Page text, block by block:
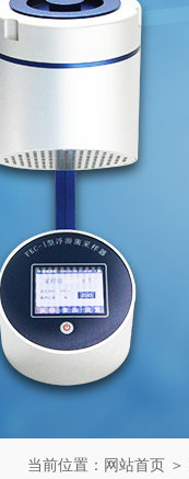
当前位置： 网站首页 ＞